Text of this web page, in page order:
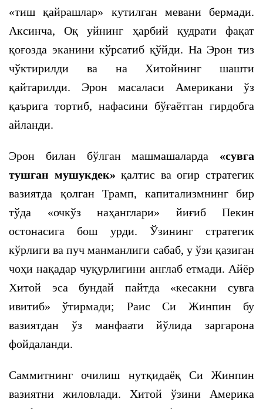
«тиш қайрашлар» кутилган мевани бермади.
Аксинча, Оқ уйнинг ҳарбий қудрати фақат
қоғозда эканини кўрсатиб қўйди. На Эрон тиз
чўктирилди ва на Хитойнинг шашти
қайтарилди. Эрон масаласи Американи ўз
қаърига тортиб, нафасини бўғаётган гирдобга
айланди.
Эрон билан бўлган машмашаларда «сувга
тушган мушукдек» қалтис ва оғир стратегик
вазиятда қолган Трамп, капитализмнинг бир
тўда «очкўз наҳанглари» йиғиб Пекин
остонасига бош урди. Ўзининг стратегик
кўрлиги ва пуч манманлиги сабаб, у ўзи қазиган
чоҳи нақадар чуқурлигини англаб етмади. Айёр
Хитой эса бундай пайтда «кесакни сувга
ивитиб» ўтирмади; Раис Си Жинпин бу
вазиятдан ўз манфаати йўлида заргарона
фойдаланди.
Саммитнинг очилиш нутқидаёқ Си Жинпин
вазиятни жиловлади. Хитой ўзини Америка